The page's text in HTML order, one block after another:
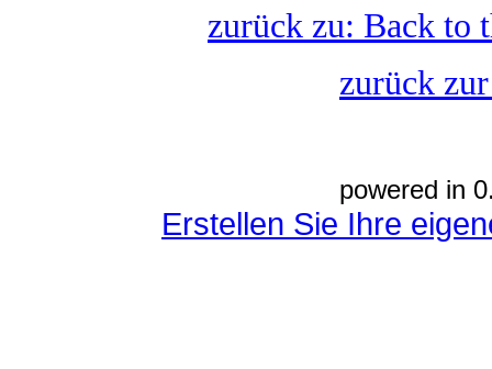
zurück zu: Back to
zurück
powered in
Erstellen Sie Ihre